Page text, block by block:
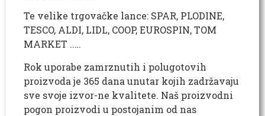
Te velike trgovačke lance: SPAR, PLODINE,
TESCO, ALDI, LIDL, COOP, EUROSPIN, TOM
MARKET ..…
Rok uporabe zamrznutih i polugotovih
proizvoda je 365 dana unutar kojih zadržavaju
sve svoje izvor-ne kvalitete. Naš proizvodni
pogon proizvodi u postojanim od nas